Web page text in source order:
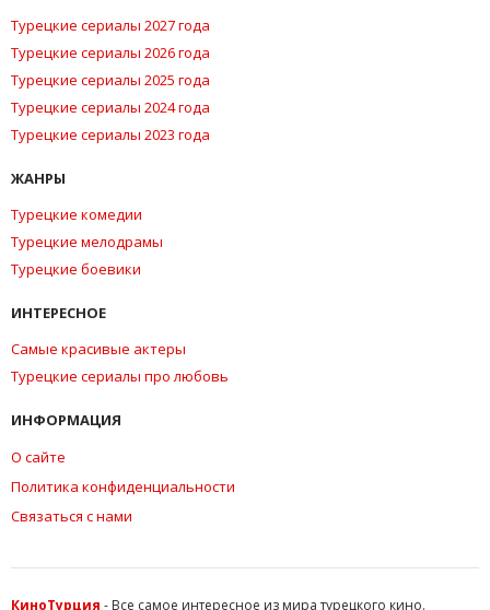
Турецкие сериалы 2027 года
Турецкие сериалы 2026 года
Турецкие сериалы 2025 года
Турецкие сериалы 2024 года
Турецкие сериалы 2023 года
ЖАНРЫ
Турецкие комедии
Турецкие мелодрамы
Турецкие боевики
ИНТЕРЕСНОЕ
Самые красивые актеры
Турецкие сериалы про любовь
ИНФОРМАЦИЯ
О сайте
Политика конфиденциальности
Связаться с нами
КиноТурция - Все самое интересное из мира турецкого кино.